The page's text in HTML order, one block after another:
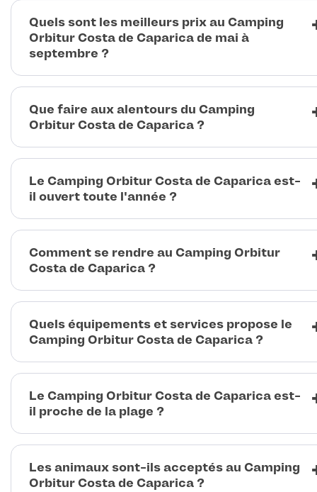
Quels sont les meilleurs prix au Camping
Orbitur Costa de Caparica de mai à
septembre ?
Que faire aux alentours du Camping
Orbitur Costa de Caparica ?
Le Camping Orbitur Costa de Caparica est-
il ouvert toute l'année ?
Comment se rendre au Camping Orbitur
Costa de Caparica ?
Quels équipements et services propose le
Camping Orbitur Costa de Caparica ?
Le Camping Orbitur Costa de Caparica est-
il proche de la plage ?
Les animaux sont-ils acceptés au Camping
Orbitur Costa de Caparica ?